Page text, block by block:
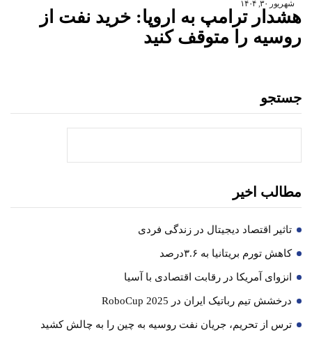
شهریور ۳۰, ۱۴۰۴
هشدار ترامپ به اروپا: خرید نفت از
روسیه را متوقف کنید
جستجو
مطالب اخیر
تاثیر اقتصاد دیجیتال در زندگی فردی
کاهش تورم بریتانیا به ۳.۶درصد
انزوای آمریکا در رقابت اقتصادی با آسیا
درخشش تیم رباتیک ایران در RoboCup 2025
ترس از تحریم، جریان نفت روسیه به چین را به چالش کشید